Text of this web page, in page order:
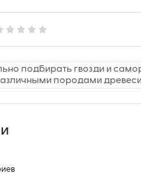
подбирать гвозди и
породами